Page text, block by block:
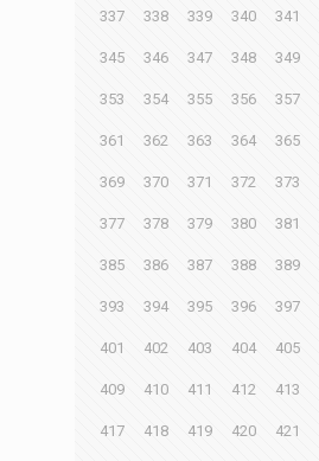
337 338 339 340 341
345 346 347 348 349
353 354 355 356 357
361 362 363 364 365
369 370 371 372 373
377 378 379 380 381
385 386 387 388 389
393 394 395 396 397
401 402 403 404 405
409 410 411 412 413
417 418 419 420 421